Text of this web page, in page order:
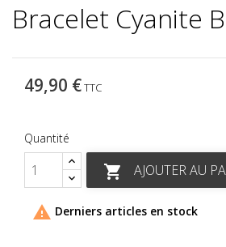
Bracelet Cyanite
49,90 €TTC
Quantité
 AJOUTER AU
 Derniers articles en stock